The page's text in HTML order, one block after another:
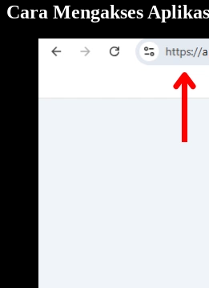
Cara Mengakses